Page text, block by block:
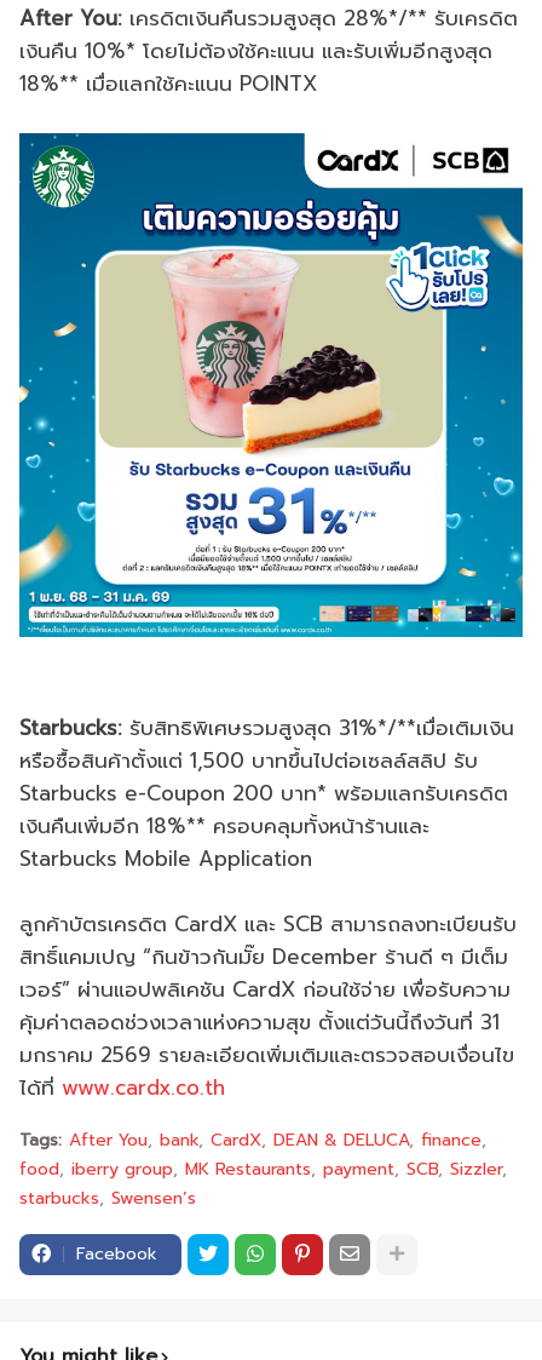
After You: เครดิตเงินคืนรวมสูงสุด 28%*/** รับเครดิต
เงินคืน 10%* โดยไม่ต้องใช้คะแนน และรับเพิ่มอีกสูงสุด
18%** เมื่อแลกใช้คะแนน POINTX
Starbucks: รับสิทธิพิเศษรวมสูงสุด 31%*/**เมื่อเติมเงิน
หรือซื้อสินค้าตั้งแต่ 1,500 บาทขึ้นไปต่อเซลล์สลิป รับ
Starbucks e-Coupon 200 บาท* พร้อมแลกรับเครดิต
เงินคืนเพิ่มอีก 18%** ครอบคลุมทั้งหน้าร้านและ
Starbucks Mobile Application
ลูกค้าบัตรเครดิต CardX และ SCB สามารถลงทะเบียนรับ
สิทธิ์แคมเปญ “กินข้าวกันมั๊ย December ร้านดี ๆ มีเต็ม
เวอร์” ผ่านแอปพลิเคชัน CardX ก่อนใช้จ่าย เพื่อรับความ
คุ้มค่าตลอดช่วงเวลาแห่งความสุข ตั้งแต่วันนี้ถึงวันที่ 31
มกราคม 2569 รายละเอียดเพิ่มเติมและตรวจสอบเงื่อนไข
ได้ที่ www.cardx.co.th
Tags: After You bank CardX DEAN & DELUCA finance
food iberry group MK Restaurants payment SCB Sizzler
starbucks Swensen’s
Facebook